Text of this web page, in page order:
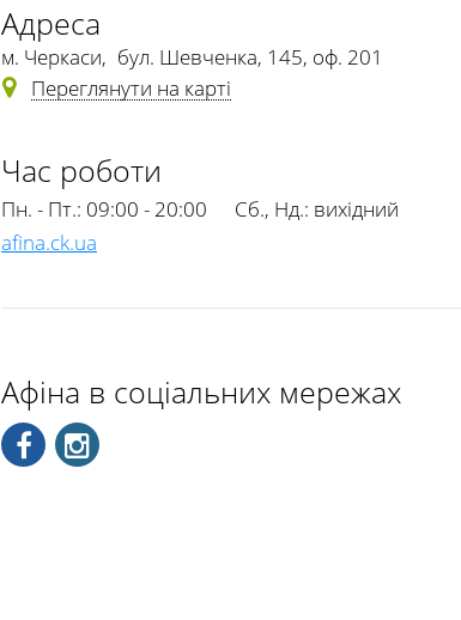
Адреса
м. Черкаси, бул. Шевченка, 145, оф. 201
Переглянути на карті
Час роботи
Пн. - Пт.: 09:00 - 20:00 Сб., Нд.: вихідний
afina.ck.ua
Афіна в соціальних мережах